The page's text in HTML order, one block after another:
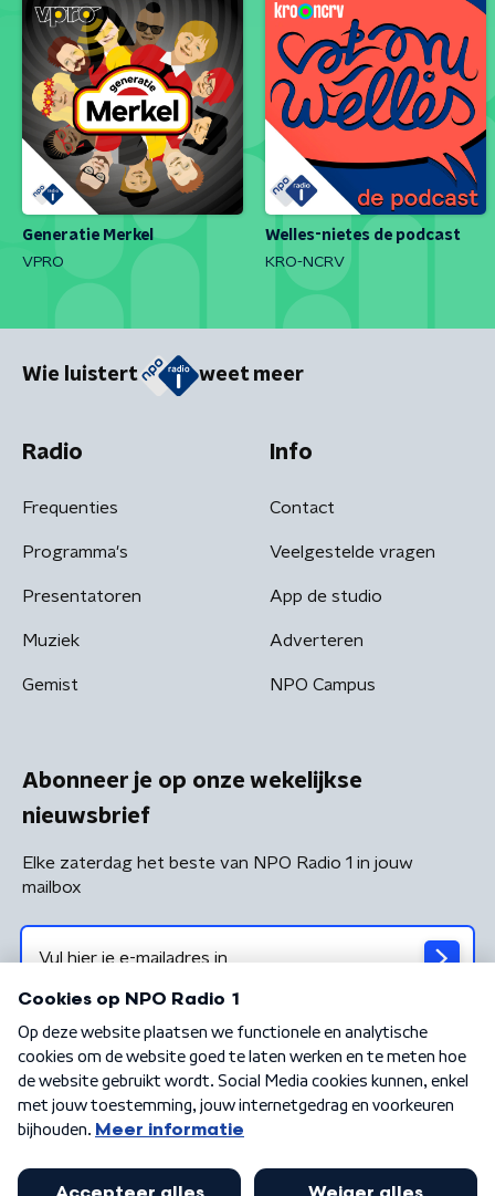
Generatie Merkel
VPRO
Welles-nietes de podcast
KRO-NCRV
Wie luistert weet meer
Radio
Frequenties
Programma's
Presentatoren
Muziek
Gemist
Info
Contact
Veelgestelde vragen
App de studio
Adverteren
NPO Campus
Abonneer je op onze wekelijkse
nieuwsbrief
Elke zaterdag het beste van NPO Radio 1 in jouw
mailbox
Algemene voorwaarden